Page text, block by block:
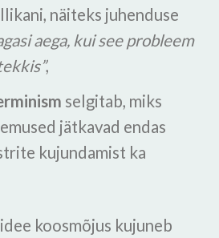
näiteks juhenduse
aega, kui see probleem
,
selgitab, miks
jätkavad endas
kujundamist ka
koosmõjus kujuneb